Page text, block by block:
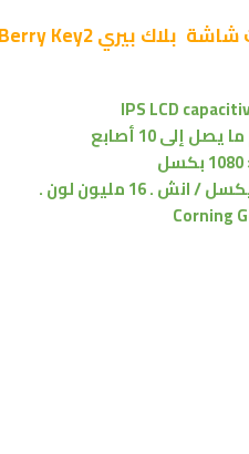
شاشة بلاك بيري BlackBerry Key2
IPS LCD
ما يصل إلى 10 أصابع
Corning